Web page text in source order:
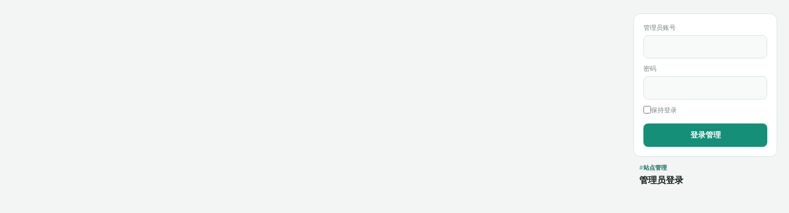
管理员账号
密码
保持登录
站点管理
管理员登录